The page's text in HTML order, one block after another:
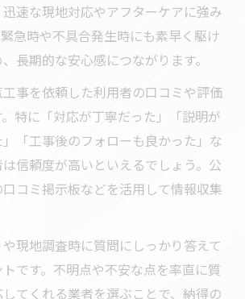
速な現地対応やアフターケアに強み
急時や不具合発生時にも素早く駆け
長期的な安心感につながります。
事を依頼した利用者の口コミや評価
特に「対応が丁寧だった」「説明が
「工事後のフォローも良かった」な
信頼度が高いといえるでしょう。公
コミ掲示板などを活用して情報収集
現地調査時に質問にしっかり答えて
です。不明点や不安な点を率直に質
てくれる業者を選ぶことで、納得の